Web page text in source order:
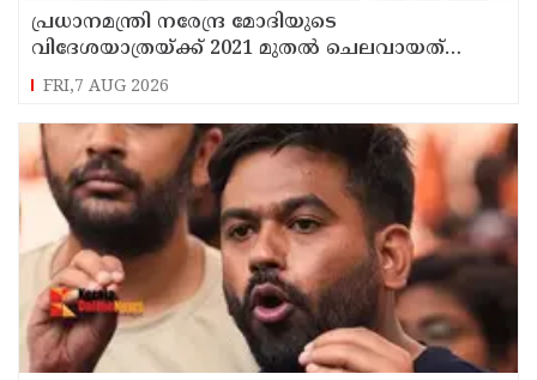
പ്രധാനമന്ത്രി നരേന്ദ്ര മോദിയുടെ
വിദേശയാത്രയ്ക്ക് 2021 മുതല്‍ ചെലവായത്
558കോടി രൂപ
FRI,7 AUG 2026